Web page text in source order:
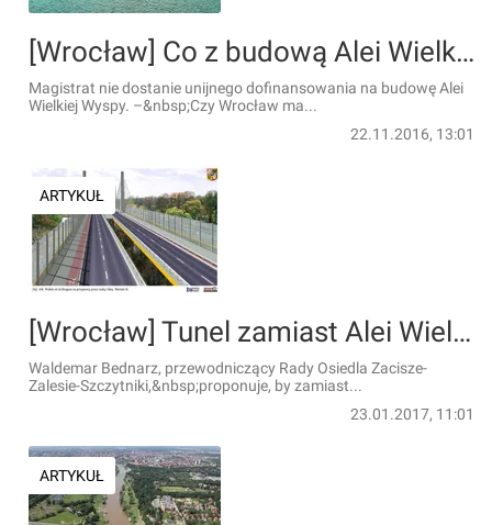
[Wrocław] Co z budową Alei Wielkiej Wyspy? Radny pisze do prezydenta
Magistrat nie dostanie unijnego dofinansowania na budowę Alei
Wielkiej Wyspy. –&nbsp;Czy Wrocław ma...
22.11.2016, 13:01
ARTYKUŁ
[Wrocław] Tunel zamiast Alei Wielkiej Wyspy?
Waldemar Bednarz, przewodniczący Rady Osiedla Zacisze-
Zalesie-Szczytniki,&nbsp;proponuje, by zamiast...
23.01.2017, 11:01
ARTYKUŁ